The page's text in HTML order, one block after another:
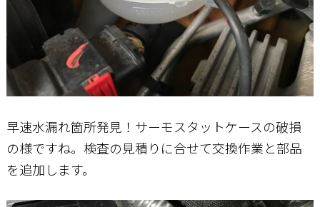
早速水漏れ箇所発見！サーモスタットケースの破損
の様ですね。検査の見積りに合せて交換作業と部品
を追加します。